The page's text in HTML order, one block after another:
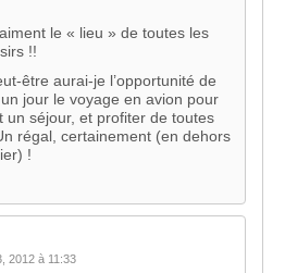
le « lieu » de toutes les
!!
être aurai-je l’opportunité de
jour le voyage en avion pour
un séjour, et profiter de toutes
régal, certainement (en dehors
!
2012 à 11:33